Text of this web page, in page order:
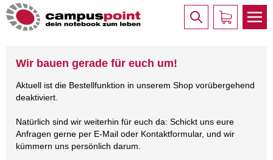
Wir bauen gerade für euch um!
Aktuell ist die Bestellfunktion in unserem Shop vorübergehend
deaktiviert.
Natürlich sind wir weiterhin für euch da: Schickt uns eure
Anfragen gerne per E-Mail oder Kontaktformular, und wir
kümmern uns persönlich darum.